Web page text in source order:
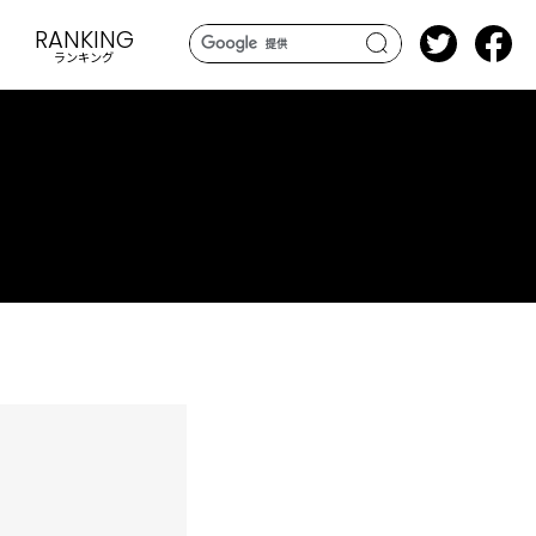
search
RANKING
ランキング